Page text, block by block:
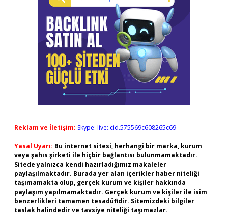
Reklam ve İletişim: Skype: live:.cid.575569c608265c69
Yasal Uyarı: Bu internet sitesi, herhangi bir marka, kurum
veya şahıs şirketi ile hiçbir bağlantısı bulunmamaktadır.
Sitede yalnızca kendi hazırladığımız makaleler
paylaşılmaktadır. Burada yer alan içerikler haber niteliği
taşımamakta olup, gerçek kurum ve kişiler hakkında
paylaşım yapılmamaktadır. Gerçek kurum ve kişiler ile isim
benzerlikleri tamamen tesadüfidir. Sitemizdeki bilgiler
taslak halindedir ve tavsiye niteliği taşımazlar.